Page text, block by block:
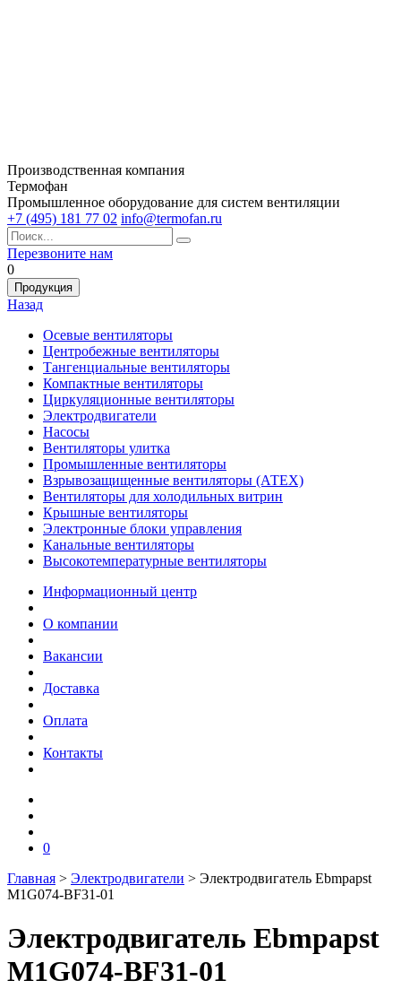
Производственная компания
Термофан
Промышленное оборудование для систем вентиляции
+7 (495) 181 77 02 info@termofan.ru
Перезвоните нам
0
Продукция
Назад
Осевые вентиляторы
Центробежные вентиляторы
Тангенциальные вентиляторы
Компактные вентиляторы
Циркуляционные вентиляторы
Электродвигатели
Насосы
Вентиляторы улитка
Промышленные вентиляторы
Взрывозащищенные вентиляторы (АТЕХ)
Вентиляторы для холодильных витрин
Крышные вентиляторы
Электронные блоки управления
Канальные вентиляторы
Высокотемпературные вентиляторы
Информационный центр
О компании
Вакансии
Доставка
Оплата
Контакты
0
Главная > Электродвигатели > Электродвигатель Ebmpapst
M1G074-BF31-01
Электродвигатель Ebmpapst
M1G074-BF31-01